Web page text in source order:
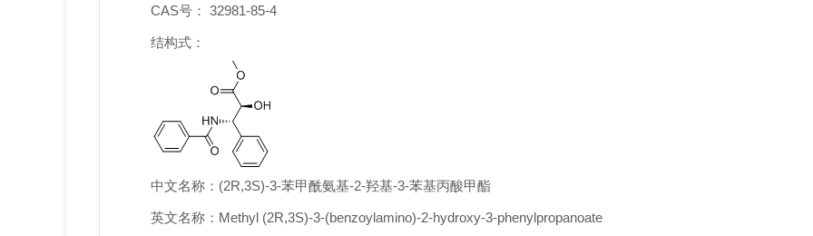
CAS号： 32981-85-4
结构式：
中文名称：(2R,3S)-3-苯甲酰氨基-2-羟基-3-苯基丙酸甲酯
英文名称：Methyl (2R,3S)-3-(benzoylamino)-2-hydroxy-3-phenylpropanoate